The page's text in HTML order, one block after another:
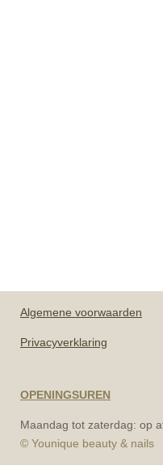
Algemene voorwaarden
Privacyverklaring
OPENINGSUREN
Maandag tot zaterdag: op
© Younique beauty & nails